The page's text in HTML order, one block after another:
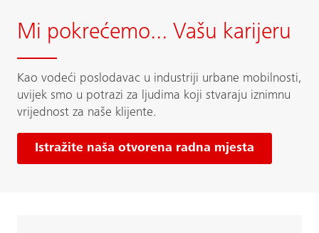
Mi pokrećemo... Vašu karijeru
Kao vodeći poslodavac u industriji urbane mobilnosti,
uvijek smo u potrazi za ljudima koji stvaraju iznimnu
vrijednost za naše klijente.
Istražite naša otvorena radna mjesta